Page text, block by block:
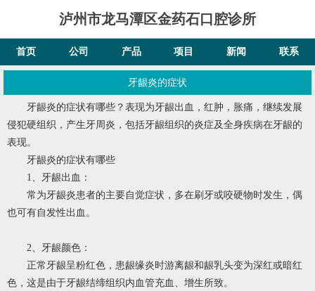
泸州市龙马潭区金药石口腔诊所
首页 公司 产品 项目 新闻 联系
牙龈炎的症状
牙龈炎的症状有哪些？表现为牙龈出血，红肿，胀痛，继续发展
侵犯硬组织，产生牙周炎，包括牙龈组织的炎症及全身疾病在牙龈的
表现。
牙龈炎的症状有哪些
1、牙龈出血：
常为牙龈炎患者的主要自觉症状，多在刷牙或咬硬物时发生，偶
也可有自发性出血。
2、牙龈颜色：
正常牙龈呈粉红色，患龈缘炎时游离龈和龈乳头变为深红或暗红
色，这是由于牙龈结缔组织内血管充血、增生所致。